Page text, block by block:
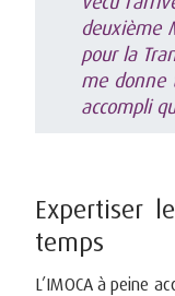
deuxième
pour la
me donne
accompli
Expertiser
temps
L’IMOCA à peine